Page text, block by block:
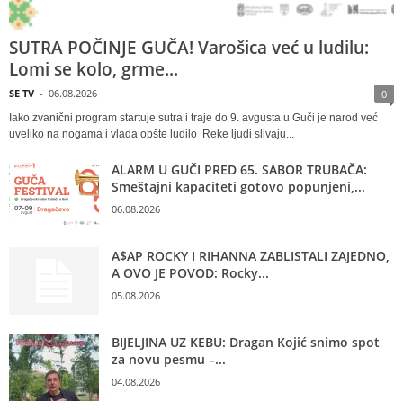
SUTRA POČINJE GUČA! Varošica već u ludilu:
Lomi se kolo, grme...
SE TV - 06.08.2026 0
Iako zvanični program startuje sutra i traje do 9. avgusta u Guči je narod već
uveliko na nogama i vlada opšte ludilo Reke ljudi slivaju...
ALARM U GUČI PRED 65. SABOR TRUBAČA:
Smeštajni kapaciteti gotovo popunjeni,...
06.08.2026
A$AP ROCKY I RIHANNA ZABLISTALI ZAJEDNO,
A OVO JE POVOD: Rocky...
05.08.2026
BIJELJINA UZ KEBU: Dragan Kojić snimo spot
za novu pesmu –...
04.08.2026